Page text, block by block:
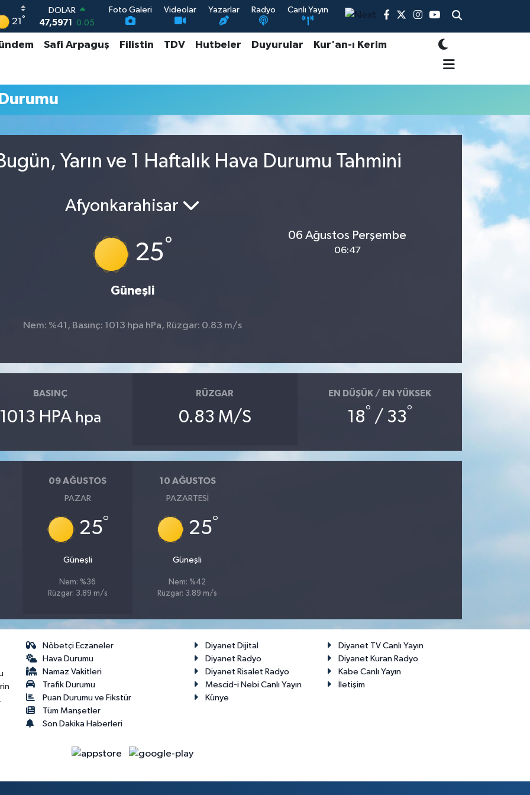
21 °
DOLAR
47,5971
0.05
EURO
55,1336 0.18
GRAM ALTIN
6518.23
Foto Galeri Videolar Yazarlar Radyo Canlı Yayın
Safi Arpaguş Filistin TDV Hutbeler Duyurular Kur'an-ı Kerim
Yarın ve 1 Haftalık Hava Durumu Tahmini
Afyonkarahisar
25°
Güneşli
06 Ağustos Perşembe
06:47
Nem: %41, Basınç: 1013 hpa hPa, Rüzgar: 0.83 m/s
BASINÇ
1013 HPA hpa
RÜZGAR
0.83 M/S
EN DÜŞÜK / EN YÜKSEK
18° / 33°
09 AĞUSTOS
PAZAR
25°
Güneşli
Nem: %36
Rüzgar: 3.89 m/s
10 AĞUSTOS
PAZARTESI
25°
Güneşli
Nem: %42
Rüzgar: 3.89 m/s
Nöbetçi Eczaneler
Hava Durumu
Namaz Vakitleri
Trafik Durumu
Puan Durumu ve Fikstür
Tüm Manşetler
Son Dakika Haberleri
Diyanet Dijital
Diyanet TV Canlı Yayın
Diyanet Radyo
Diyanet Kuran Radyo
Diyanet Risalet Radyo
Kabe Canlı Yayın
Mescid-i Nebi Canlı Yayın
İletişim
Künye